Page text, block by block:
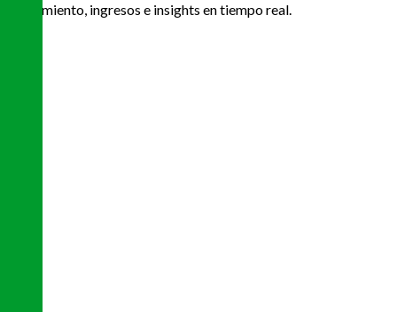
Rendimiento, ingresos e insights en tiempo real.